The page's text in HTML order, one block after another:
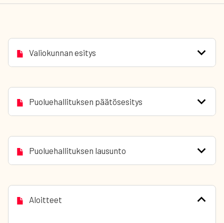
Valiokunnan esitys
Puoluehallituksen päätösesitys
Puoluehallituksen lausunto
Aloitteet